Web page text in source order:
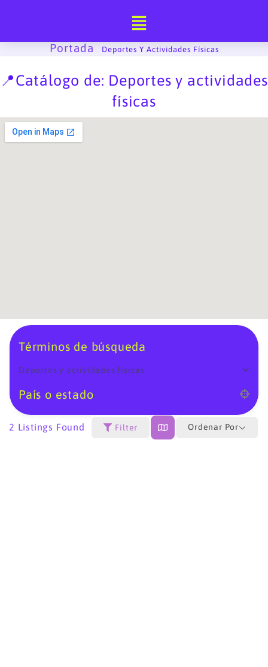
Portada
Deportes Y Actividades Físicas
📍Catálogo de: Deportes y actividades
físicas
Términos de búsqueda
Deportes y actividades físicas
País o estado
2 Listings Found Filter Ordenar Por